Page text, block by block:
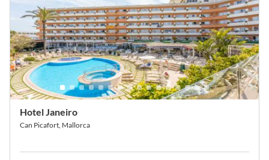
Hotel Janeiro
Can Picafort, Mallorca